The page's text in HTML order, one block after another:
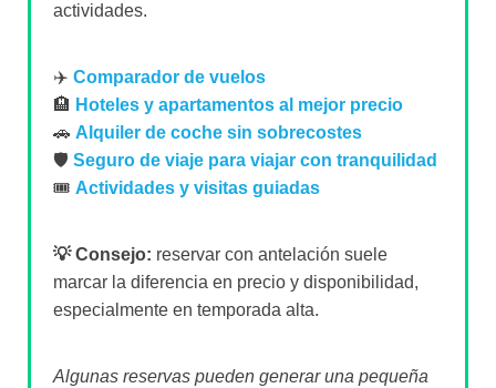
actividades.
✈️ Comparador de vuelos
🏨 Hoteles y apartamentos al mejor precio
🚗 Alquiler de coche sin sobrecostes
🛡️ Seguro de viaje para viajar con tranquilidad
🎟️ Actividades y visitas guiadas
💡 Consejo: reservar con antelación suele
marcar la diferencia en precio y disponibilidad,
especialmente en temporada alta.
Algunas reservas pueden generar una pequeña